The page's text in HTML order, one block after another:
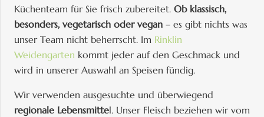
Küchenteam für Sie frisch zubereitet. Ob klassisch,
besonders, vegetarisch oder vegan – es gibt nichts was
unser Team nicht beherrscht. Im Rinklin
Weidengarten kommt jeder auf den Geschmack und
wird in unserer Auswahl an Speisen fündig.
Wir verwenden ausgesuchte und überwiegend
regionale Lebensmittel. Unser Fleisch beziehen wir vom